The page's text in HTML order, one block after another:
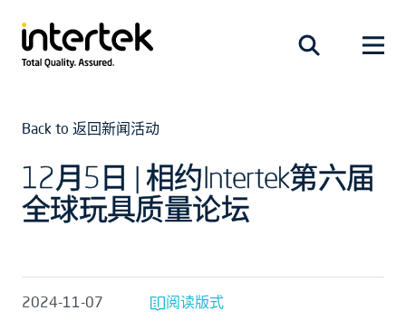
Back to 返回新闻活动
12月5日 | 相约Intertek第六届
全球玩具质量论坛
2024-11-07 阅读版式